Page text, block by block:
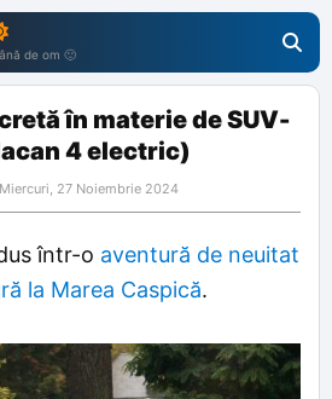
de om 🙂
în materie de SUV-
4 electric)
Miercuri, 27 Noiembrie 2024
într-o aventură de neuitat
la Marea Caspică.